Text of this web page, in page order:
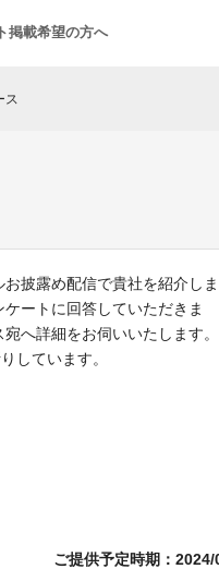
掲載希望の方へ
ス
披露め配信で貴社を紹介しま
ートに回答していただきま
へ詳細をお伺いいたします。
しています。
ご提供予定時期： 2024/